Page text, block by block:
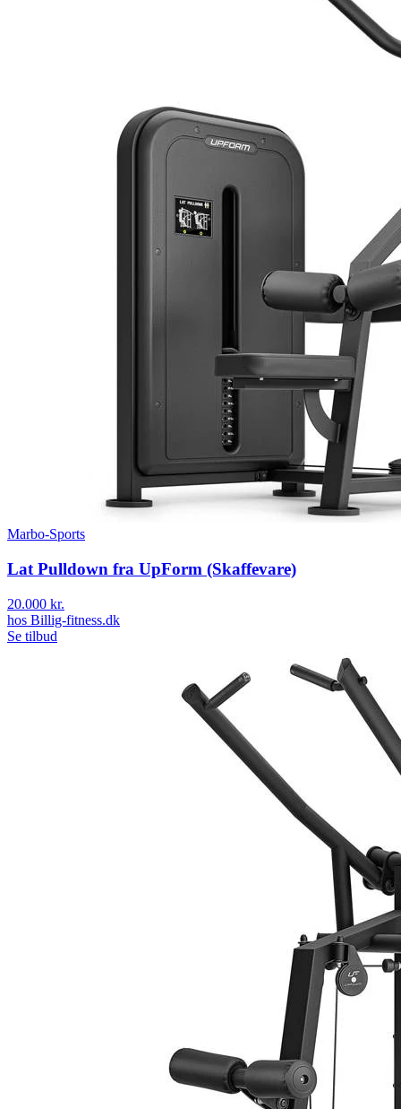
Marbo-Sports
Lat Pulldown fra UpForm (Skaffevare)
20.000 kr.
hos Billig-fitness.dk
Se tilbud